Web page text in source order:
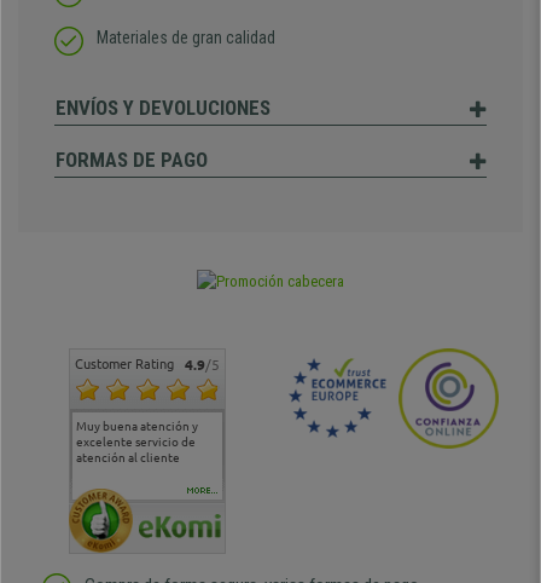
Materiales de gran calidad
ENVÍOS Y DEVOLUCIONES
FORMAS DE PAGO
Customer Rating 4.9/5
Muy buena atención y
excelente servicio de
atención al cliente
Muy buena atención de
cara al asesoramiento
Si estoy contento
MORE...